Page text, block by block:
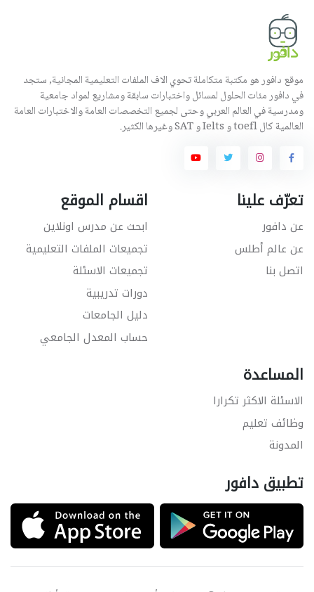
موقع دافور هو مكتبة متكاملة تحوي الاف الملفات التعليمية المجانية, ستجد
في دافور مئات الحلول لمسائل واختبارات سابقة ومشاريع لمواد جامعية
ومدرسية في العالم العربي وحتى لجميع التخصصات العامة والاختبارات العامة
العالمية كال toefl و Ielts و SAT وغيرها الكثير.
تعرّف علينا
عن دافور
عن عالم أطلس
اتصل بنا
اقسام الموقع
ابحث عن مدرس اونلاين
تجميعات الملفات التعليمية
تجميعات الاسئلة
دورات تدريبية
دليل الجامعات
حساب المعدل الجامعي
المساعدة
الاسئلة الاكثر تكرارا
وظائف تعليم
المدونة
تطبيق دافور